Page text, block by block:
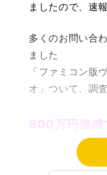
ましたので、速
多くのお問い合
ました
「ファミコン版
オ」ついて、調
800万円達成
リスプロモ